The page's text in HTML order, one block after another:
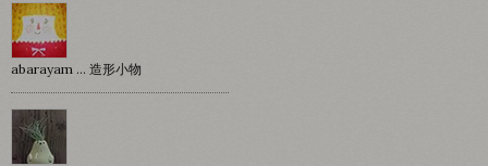
abarayam … 造形小物